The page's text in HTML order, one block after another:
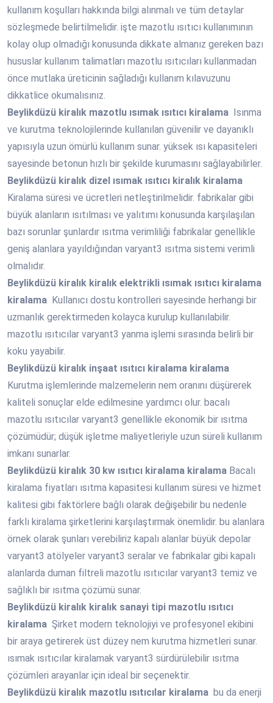
kullanım koşulları hakkında bilgi alınmalı ve tüm detaylar
sözleşmede belirtilmelidir. işte mazotlu ısıtıcı kullanımının
kolay olup olmadığı konusunda dikkate almanız gereken bazı
hususlar kullanım talimatları mazotlu ısıtıcıları kullanmadan
önce mutlaka üreticinin sağladığı kullanım kılavuzunu
dikkatlice okumalısınız.
Beylikdüzü kiralık mazotlu ısımak ısıtıcı kiralama Isınma
ve kurutma teknolojilerinde kullanılan güvenilir ve dayanıklı
yapısıyla uzun ömürlü kullanım sunar. yüksek ısı kapasiteleri
sayesinde betonun hızlı bir şekilde kurumasını sağlayabilirler.
Beylikdüzü kiralık dizel ısımak ısıtıcı kiralık kiralama
Kiralama süresi ve ücretleri netleştirilmelidir. fabrikalar gibi
büyük alanların ısıtılması ve yalıtımı konusunda karşılaşılan
bazı sorunlar şunlardır ısıtma verimliliği fabrikalar genellikle
geniş alanlara yayıldığından varyant3 ısıtma sistemi verimli
olmalıdır.
Beylikdüzü kiralık kiralık elektrikli ısımak ısıtıcı kiralama
kiralama Kullanıcı dostu kontrolleri sayesinde herhangi bir
uzmanlık gerektirmeden kolayca kurulup kullanılabilir.
mazotlu ısıtıcılar varyant3 yanma işlemi sırasında belirli bir
koku yayabilir.
Beylikdüzü kiralık inşaat ısıtıcı kiralama kiralama
Kurutma işlemlerinde malzemelerin nem oranını düşürerek
kaliteli sonuçlar elde edilmesine yardımcı olur. bacalı
mazotlu ısıtıcılar varyant3 genellikle ekonomik bir ısıtma
çözümüdür; düşük işletme maliyetleriyle uzun süreli kullanım
imkanı sunarlar.
Beylikdüzü kiralık 30 kw ısıtıcı kiralama kiralama Bacalı
kiralama fiyatları ısıtma kapasitesi kullanım süresi ve hizmet
kalitesi gibi faktörlere bağlı olarak değişebilir bu nedenle
farklı kiralama şirketlerini karşılaştırmak önemlidir. bu alanlara
örnek olarak şunları verebiliriz kapalı alanlar büyük depolar
varyant3 atölyeler varyant3 seralar ve fabrikalar gibi kapalı
alanlarda duman filtreli mazotlu ısıtıcılar varyant3 temiz ve
sağlıklı bir ısıtma çözümü sunar.
Beylikdüzü kiralık kiralık sanayi tipi mazotlu ısıtıcı
kiralama Şirket modern teknolojiyi ve profesyonel ekibini
bir araya getirerek üst düzey nem kurutma hizmetleri sunar.
ısımak ısıtıcılar kiralamak varyant3 sürdürülebilir ısıtma
çözümleri arayanlar için ideal bir seçenektir.
Beylikdüzü kiralık mazotlu ısıtıcılar kiralama bu da enerji